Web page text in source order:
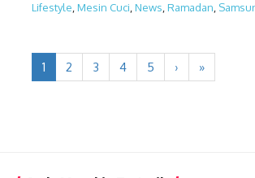
Lifestyle,Mesin Cuci,News,Ramadan,
1 2 3 4 5 › »